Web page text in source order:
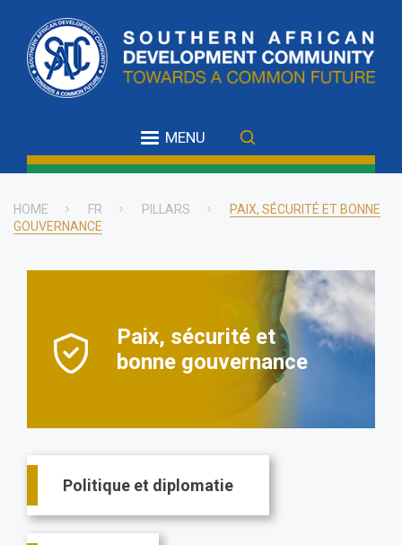
main
content
MENU
Breadcrumb
HOME FR PILLARS
PAIX, SÉCURITÉ ET BONNE
GOUVERNANCE
Paix, sécurité et
bonne gouvernance
Main
navigation
Politique et diplomatie